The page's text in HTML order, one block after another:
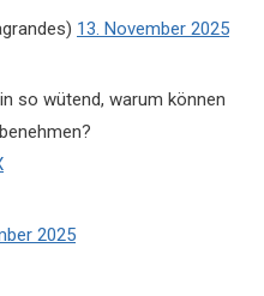
13. November 2025
so wütend, warum können
2025